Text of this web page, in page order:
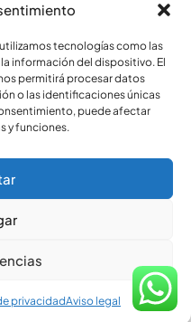
tecnologías como las
información del dispositivo. El
permitirá procesar datos
o las identificaciones únicas
puede afectar
y funciones.
privacidadAviso legal
(UE)